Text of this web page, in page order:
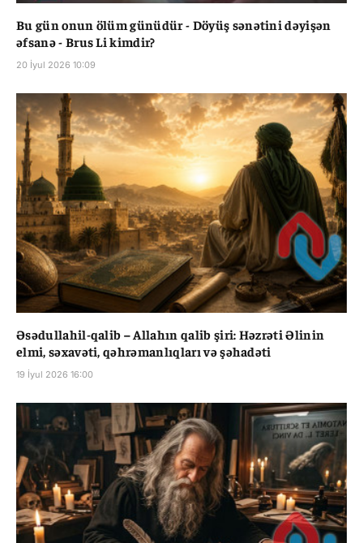
Bu gün onun ölüm günüdür - Döyüş sənətini dəyişən
əfsanə - Brus Li kimdir?
20 İyul 2026 10:09
Əsədullahil-qalib – Allahın qalib şiri: Həzrəti Əlinin
elmi, səxavəti, qəhrəmanlıqları və şəhadəti
19 İyul 2026 16:00